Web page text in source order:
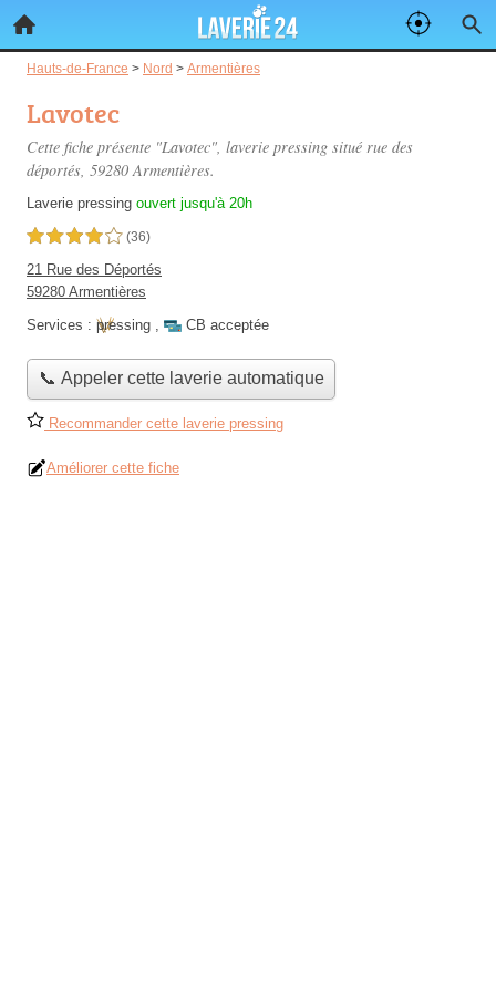
Hauts-de-France > Nord > Armentières
Lavotec
Cette fiche présente "Lavotec", laverie pressing situé rue des
déportés, 59280 Armentières.
Laverie pressing ouvert jusqu'à 20h
4,0 étoiles sur 5 (36)
21 Rue des Déportés
59280 Armentières
Services : pressing , CB acceptée
📞 Appeler cette laverie automatique
Recommander cette laverie pressing
Améliorer cette fiche